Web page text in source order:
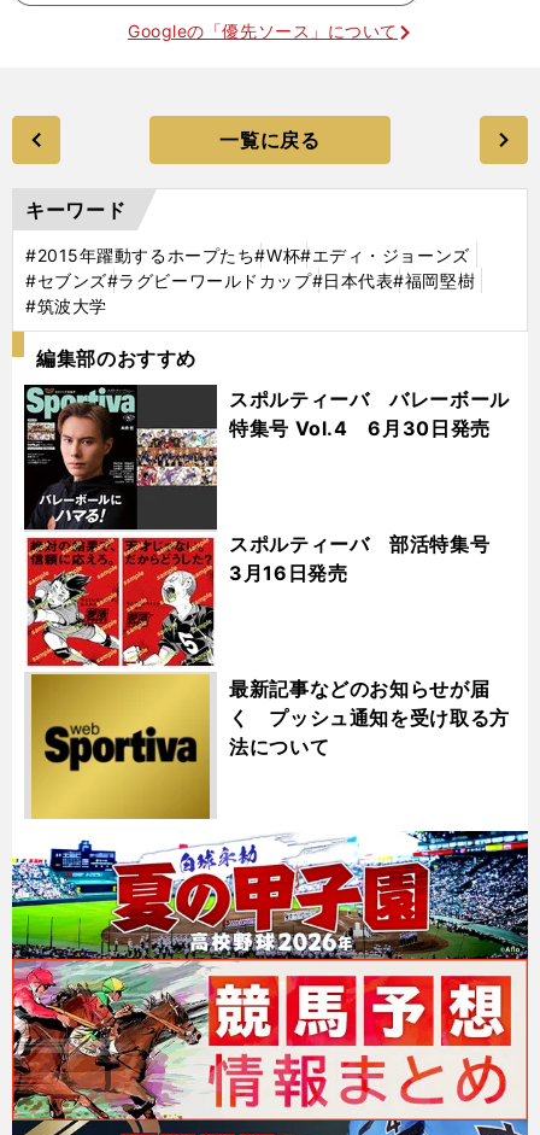
Googleの「優先ソース」について
一覧に戻る
キーワード
#2015年躍動するホープたち#W杯#エディ・ジョーンズ
#セブンズ#ラグビーワールドカップ#日本代表#福岡堅樹
#筑波大学
編集部のおすすめ
スポルティーバ バレーボール
特集号 Vol.4 6月30日発売
スポルティーバ 部活特集号
3月16日発売
最新記事などのお知らせが届
く プッシュ通知を受け取る方
法について